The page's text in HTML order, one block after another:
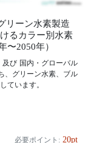
リーン水素製造
るカラー別水素
〜2050年）
び 国内・グローバル
、グリーン水素、ブル
ています。
必要ポイント: 20pt